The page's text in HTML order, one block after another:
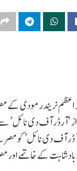
اعظم نریندر مودی
میں بادشاہت کے خاتمے